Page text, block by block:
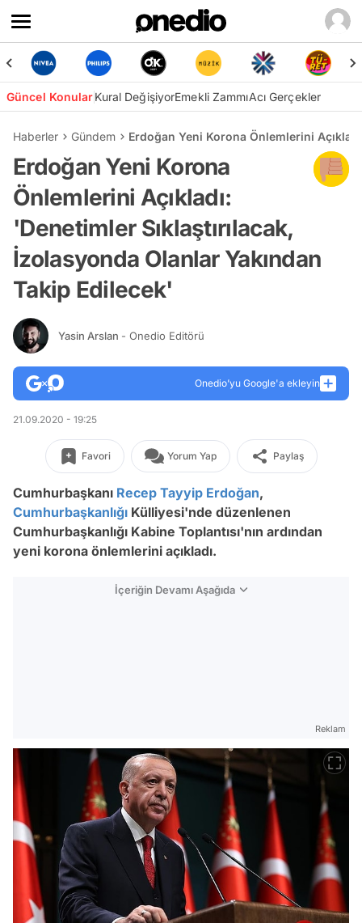
Güncel KonularKural DeğişiyorEmekli ZammıAcı Gerçekler
Haberler Gündem Erdoğan Yeni Korona Önlemlerini
Erdoğan Yeni Korona
Önlemlerini Açıkladı:
'Denetimler Sıklaştırılacak,
İzolasyonda Olanlar Yakından
Takip Edilecek'
Yasin Arslan - Onedio Editörü
Onedio’yu Google'a ekleyin
21.09.2020 - 19:25
Favori Yorum Yap Paylaş
Cumhurbaşkanı Recep Tayyip Erdoğan,
Cumhurbaşkanlığı Külliyesi'nde düzenlenen
Cumhurbaşkanlığı Kabine Toplantısı'nın ardından
yeni korona önlemlerini açıkladı.
İçeriğin Devamı Aşağıda
Reklam